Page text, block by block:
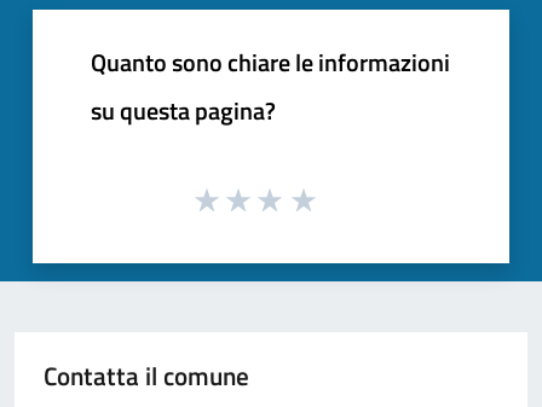
Quanto sono chiare le informazioni
su questa pagina?
Contatta il comune